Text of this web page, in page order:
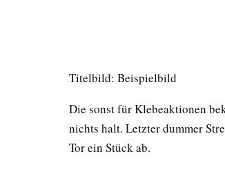
Titelbild: Beispielbild
Die sonst für Klebeaktionen
nichts halt. Letzter dummer
Tor ein Stück ab.